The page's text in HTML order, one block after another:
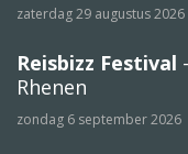
zaterdag 29 augustus 2026
Reisbizz Festival
Rhenen
zondag 6 september 2026